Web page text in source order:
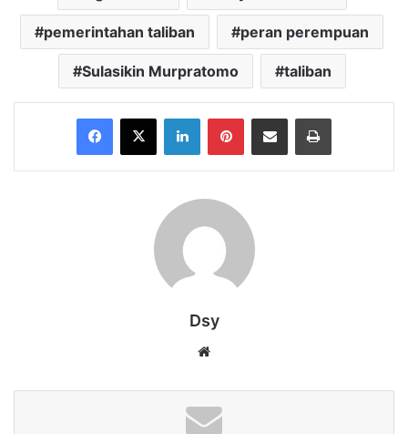
pemerintahan taliban peran perempuan
Sulasikin Murpratomo taliban
Facebook
X LinkedInPinterestShare via Email Print
Dsy